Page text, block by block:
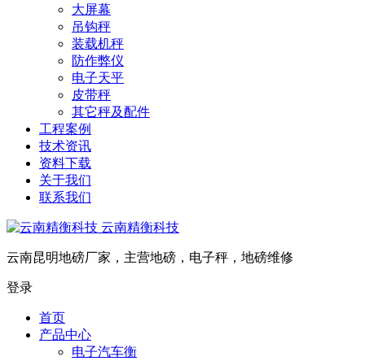
大屏幕
吊钩秤
装载机秤
防作弊仪
电子天平
皮带秤
其它秤及配件
工程案例
技术资讯
资料下载
关于我们
联系我们
云南精衡科技
云南昆明地磅厂家，主营地磅，电子秤，地磅维修
登录
首页
产品中心
电子汽车衡